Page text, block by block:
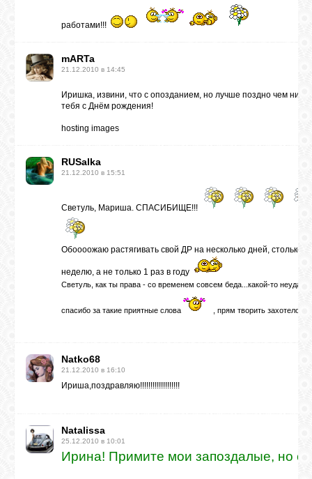
работами!!!
mARTa
21.12.2010 в 14:45
Иришка, извини, что с опозданием, но лучше поздно чем
тебя с Днём рождения!
hosting images
RUSalka
21.12.2010 в 15:51
Светуль, Мариша. СПАСИБИЩЕ!!!
Обоооожаю растягивать свой ДР на несколько дней, столько
неделю, а не только 1 раз в году
Светуль, как ты права - со временем совсем беда...какой-то
спасибо за такие приятные слова , прям творить
Natko68
21.12.2010 в 16:10
Ириша,поздравляю!!!!!!!!!!!!!!!!!!!
Natalissa
25.12.2010 в 10:01
Ирина! Примите мои запоздалые, но